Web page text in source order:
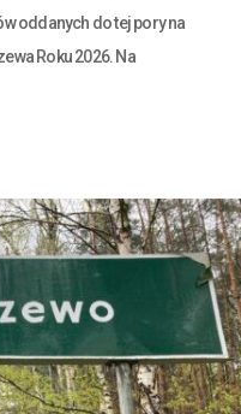
oddanych do tej pory na
Roku 2026. Na